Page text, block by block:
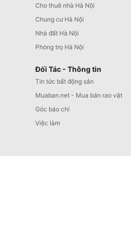
Cho thuê nhà Hà Nội
Chung cư Hà Nội
Nhà đất Hà Nội
Phòng trọ Hà Nội
Đối Tác - Thông tin
Tin tức bất động sản
Muaban.net - Mua bán rao vặt
Góc báo chí
Việc làm